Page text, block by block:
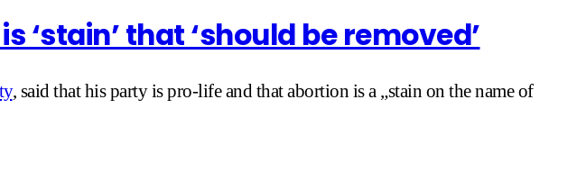
that ‘should be removed’
, said that his party is pro-life and that abortion is a „stain on the name of